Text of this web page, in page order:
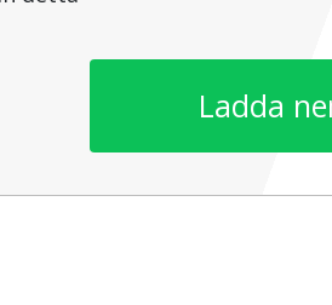
Ladda